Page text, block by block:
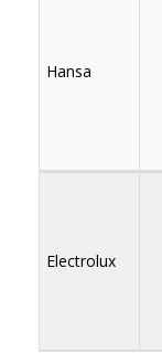
Hansa
Electrolux